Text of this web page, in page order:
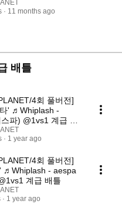
11 months ago
배틀
4회 풀버전]
' ♬Whiplash -
파) @1vs1 계급 배
1 year ago
4회 풀버전]
♬Whiplash - aespa
계급 배틀
1 year ago